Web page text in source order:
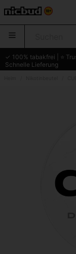
✓ 100% tabakfrei | ⭐
Schnelle Lieferung